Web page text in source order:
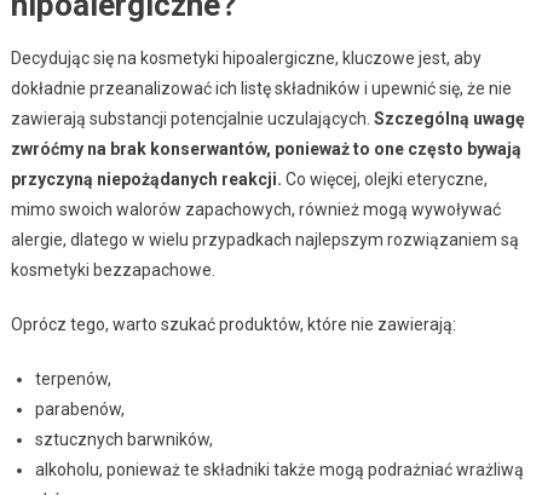
Decydując się na kosmetyki hipoalergiczne, kluczowe jest, aby
dokładnie przeanalizować ich listę składników i upewnić się, że nie
zawierają substancji potencjalnie uczulających. Szczególną uwagę
zwróćmy na brak konserwantów, ponieważ to one często bywają
przyczyną niepożądanych reakcji. Co więcej, olejki eteryczne,
mimo swoich walorów zapachowych, również mogą wywoływać
alergie, dlatego w wielu przypadkach najlepszym rozwiązaniem są
kosmetyki bezzapachowe.
Oprócz tego, warto szukać produktów, które nie zawierają:
terpenów,
parabenów,
sztucznych barwników,
alkoholu, ponieważ te składniki także mogą podrażniać wrażliwą